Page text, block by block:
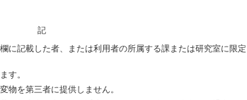
記
に記載した者、または利用者の所属する課または研究室に限定
す。
物を第三者に提供しません。